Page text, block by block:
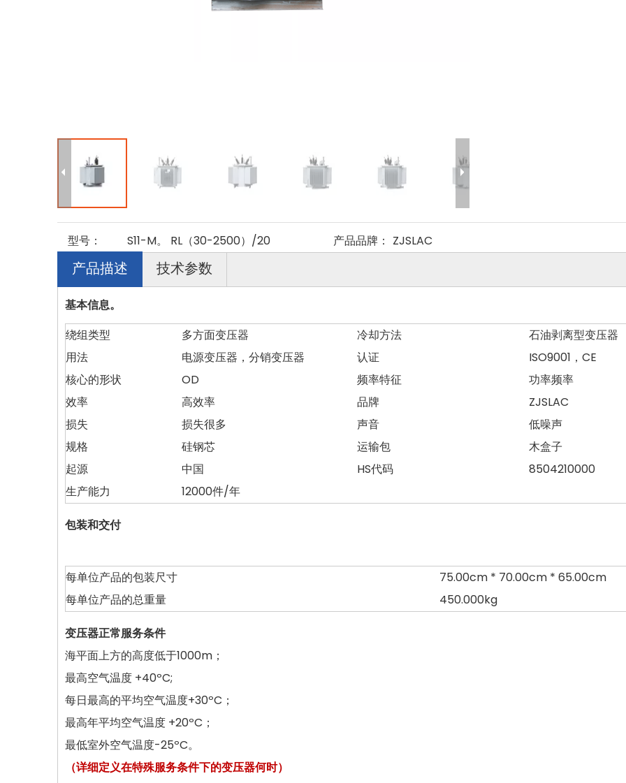
型号： S11-M。 RL（30-2500）/20 产品品牌： ZJSLAC
产品描述 技术参数
基本信息。
绕组类型
多方面变压器 冷却方法
石油剥离型变压器
用法
电源变压器，分销变压器 认证
ISO9001，CE
核心的形状
OD 频率特征
功率频率
效率
高效率 品牌
ZJSLAC
损失
损失很多 声音
低噪声
规格
硅钢芯 运输包
木盒子
起源
中国 HS代码
8504210000
生产能力
12000件/年
包装和交付
每单位产品的包装尺寸
75.00cm * 70.00cm * 65.00cm
每单位产品的总重量
450.000kg
变压器正常服务条件
海平面上方的高度低于1000m；
最高空气温度 +40ºC;
每日最高的平均空气温度+30ºC；
最高年平均空气温度 +20ºC；
最低室外空气温度-25ºC。
（详细定义在特殊服务条件下的变压器何时）